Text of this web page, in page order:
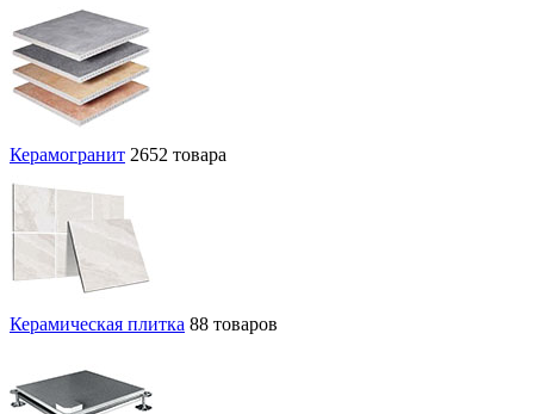
Керамогранит 2652 товара
Керамическая плитка 88 товаров